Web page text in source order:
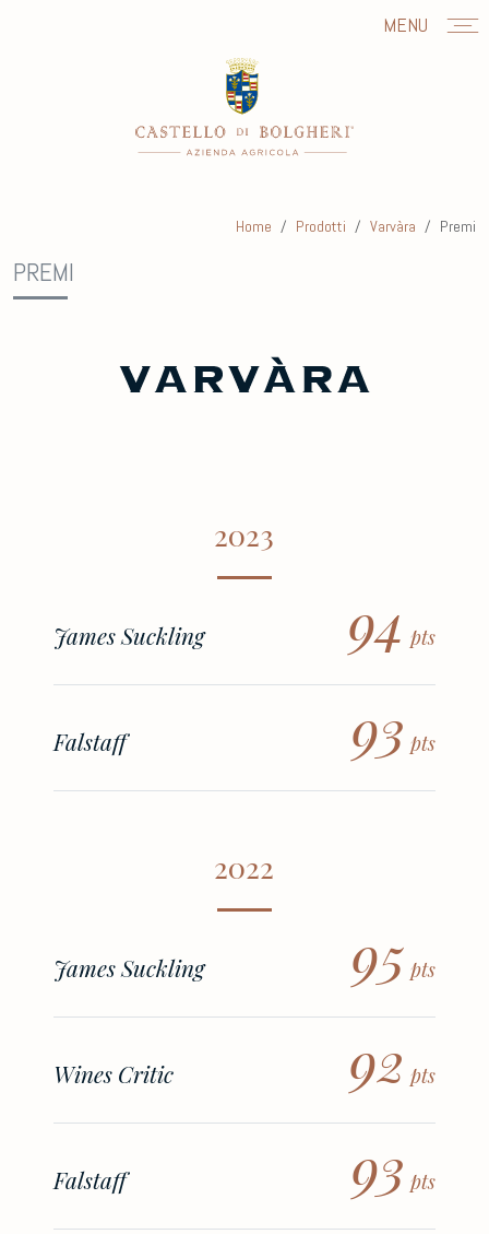
MENU
Home Prodotti Varvàra Premi
PREMI
2023
James Suckling 94 pts
Falstaff 93 pts
2022
James Suckling 95 pts
Wines Critic 92 pts
Falstaff 93 pts